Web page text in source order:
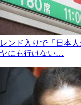
レンド入りで「日本
ヤにも行けない…